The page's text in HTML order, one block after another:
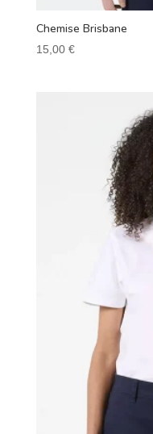
Chemise Brisbane
15,00 €